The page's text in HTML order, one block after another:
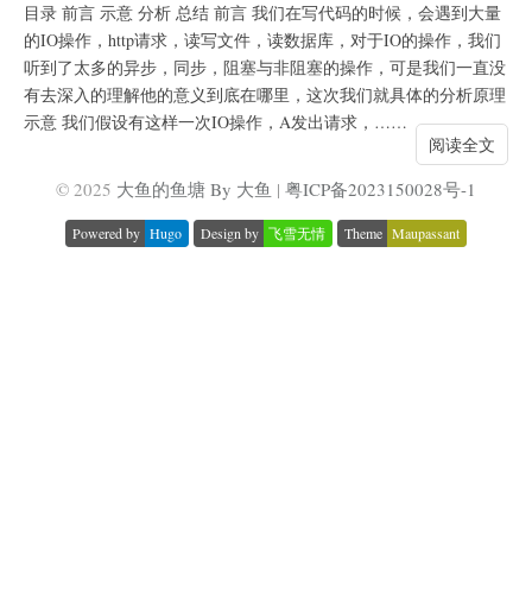
目录 前言 示意 分析 总结 前言 我们在写代码的时候，会遇到大量
的IO操作，http请求，读写文件，读数据库，对于IO的操作，我们
听到了太多的异步，同步，阻塞与非阻塞的操作，可是我们一直没
有去深入的理解他的意义到底在哪里，这次我们就具体的分析原理
示意 我们假设有这样一次IO操作，A发出请求，……
阅读全文
© 2025 大鱼的鱼塘 By 大鱼 | 粤ICP备2023150028号-1
Powered by Hugo Design by 飞雪无情 Theme Maupassant